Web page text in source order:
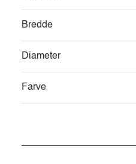
Bredde
Diameter
Farve